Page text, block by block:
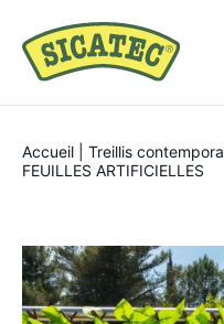
Accueil Treillis
FEUILLES ARTIFICIELLES